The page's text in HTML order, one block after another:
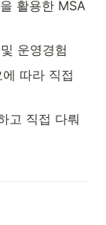
활용한 MSA
운영경험
따라 직접
고 직접 다뤄